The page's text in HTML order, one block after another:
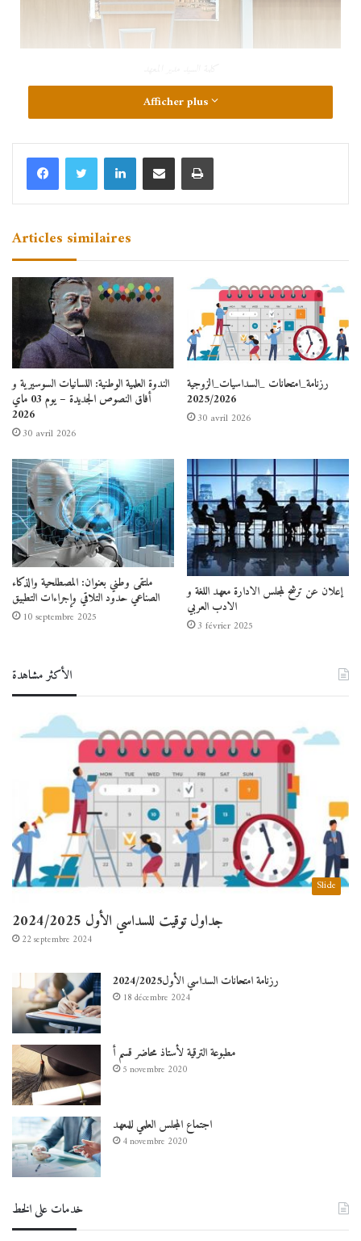
صور من #الملتقى_الوطني_حول_خطاب التاريخ و الذاكرة في النتاج
الادبي الجزائري المعاصر بمعهد اللغة و الادب العربي بالمركز الجامعي
مرسلي عبد الله بتيبازة
Afficher plus
Articles similaires
الندوة العلمية الوطنية: اللسانيات السوسيرية و
أفاق النصوص الجديدة – يوم 03 ماي
2026
30 avril 2026
رزنامة_امتحانات _السداسيات_الزوجية
2025/2026
30 avril 2026
ملتقى وطني بعنوان: المصطلحية والذكاء
الصناعي حدود التلاقي وإجراءات التطبيق
10 septembre 2025
إعلان عن ترشح لمجلس الادارة معهد اللغة و
الادب العربي
3 février 2025
الأكثر مشاهدة
Slide
جداول توقيت للسداسي الأول 2024/2025
22 septembre 2024
رزنامة امتحانات السداسي الأول2024/2025
18 décembre 2024
مطبوعة الترقية لأستاذ محاضر قسم أ
5 novembre 2020
اجتماع المجلس العلمي للمعهد
4 novembre 2020
خدمات على الخط